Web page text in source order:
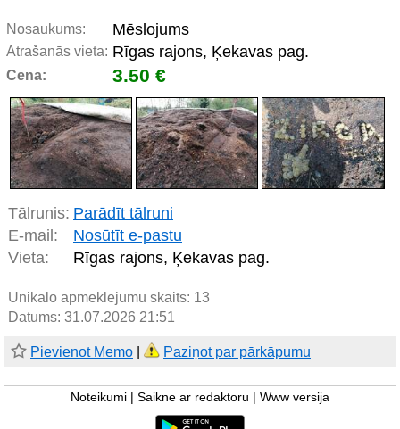
Nosaukums: Mēslojums
Atrašanās vieta: Rīgas rajons, Ķekavas pag.
Cena: 3.50 €
Tālrunis: Parādīt tālruni
E-mail:
Nosūtīt e-pastu
Vieta:
Rīgas rajons, Ķekavas pag.
Unikālo apmeklējumu skaits: 13
Datums: 31.07.2026 21:51
Pievienot Memo Paziņot par pārkāpumu
Noteikumi Saikne ar redaktoru Www versija